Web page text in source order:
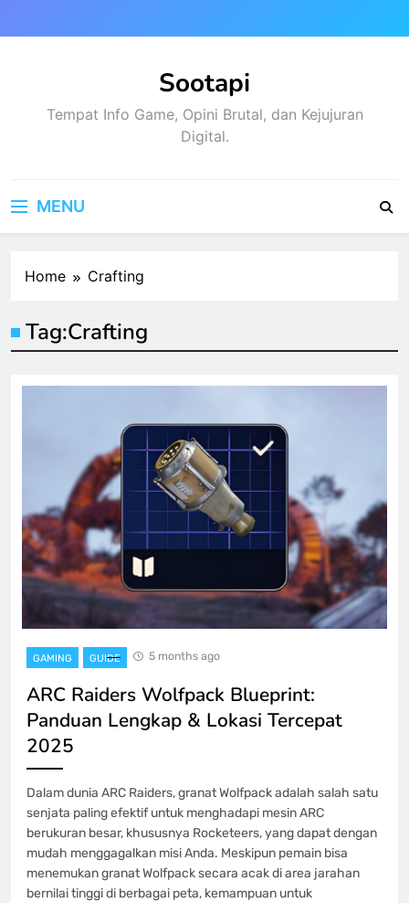
to
Sootapi
Tempat Info Game, Opini Brutal, dan Kejujuran
Digital.
MENU
Home Crafting
Tag:Crafting
GAMING GUIDE 5 months ago
ARC Raiders Wolfpack Blueprint:
Panduan Lengkap & Lokasi Tercepat
2025
Dalam dunia ARC Raiders, granat Wolfpack adalah salah satu
senjata paling efektif untuk menghadapi mesin ARC
berukuran besar, khususnya Rocketeers, yang dapat dengan
mudah menggagalkan misi Anda. Meskipun pemain bisa
menemukan granat Wolfpack secara acak di area jarahan
bernilai tinggi di berbagai peta, kemampuan untuk